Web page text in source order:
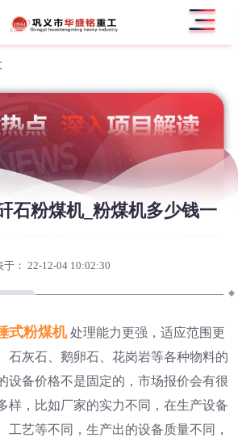
石粉煤机_粉煤机多少钱一
于： 22-12-04 10:02:30
式粉煤机 处理能力更强，适应范围更
石灰石、鹅卵石、花岗岩等各种物料的
设备价格不是固定的，市场报价会有很
样，比如厂家的实力不同，在生产设备
工艺等不同，生产出的设备质量不同，